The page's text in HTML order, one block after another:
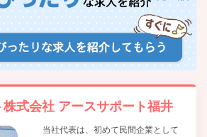
式会社 アースサポート福井
当社代表は、初めて民間企業として